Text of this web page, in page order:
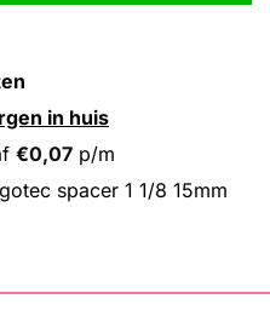
in huis
€0,07 p/m
spacer 1 1/8 15mm